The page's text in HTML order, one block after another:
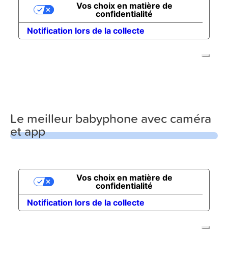
Le meilleur babyphone avec caméra
et app